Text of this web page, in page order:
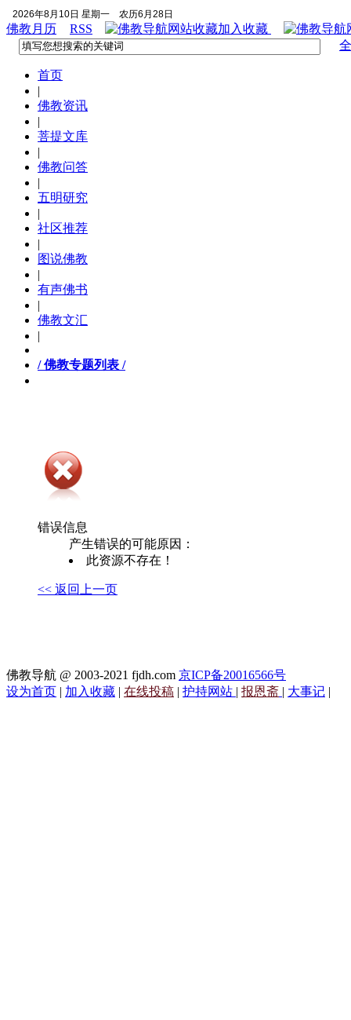
2026年8月10日 星期一 农历6月28日
佛教月历 RSS
加入收藏
首页
|
佛教资讯
|
菩提文库
|
佛教问答
|
五明研究
|
社区推荐
|
图说佛教
|
有声佛书
|
佛教文汇
|
/ 佛教专题列表 /
错误信息
产生错误的可能原因：
此资源不存在！
<< 返回上一页
佛教导航 @ 2003-2021 fjdh.com 京ICP备20016566号
设为首页 | 加入收藏 | 在线投稿 | 护持网站 | 报恩斋 | 大事记 |